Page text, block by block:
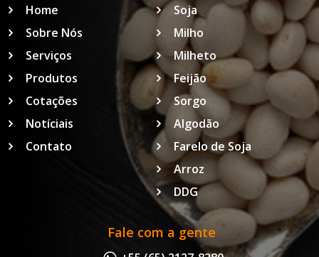
Home
Sobre Nós
Serviços
Produtos
Cotações
Notíciais
Contato
Soja
Milho
Milheto
Feijão
Sorgo
Algodão
Farelo de Soja
Arroz
DDG
Fale com a gente